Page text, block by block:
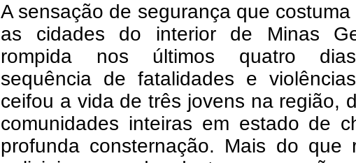
A sensação de segurança que costuma
as cidades do interior de Minas
rompida nos últimos quatro
sequência de fatalidades e
ceifou a vida de três jovens na região,
comunidades inteiras em estado de
profunda consternação. Mais do que